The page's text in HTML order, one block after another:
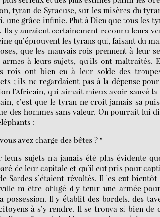
tyran de Syracuse, sur les misères du
une grâce infinie. Plut à Dieu que tous les
Ils y auraient certainement reconnu leurs
qu’éprouvent les tyrans qui, faisant du
que les mauvais rois prennent à leur
armes à leurs sujets, qu’ils ont maltraités.
rois ont bien eu à leur solde des
; ils ne regardaient pas à la dépense
l’Africain, qui aimait mieux avoir sauvé
c’est que le tyran ne croit jamais sa
des hommes sans valeur. On pourrait lui
:
avez charge des bêtes ? "
leurs sujets n’a jamais été plus évidente
de leur capitale et qu’il eut pris pour
Sardes s’étaient révoltés. Il les eut
ni être obligé d’y tenir une armée
possession. Il y établit des bordels, des
à s’y rendre. Il se trouva si bien de